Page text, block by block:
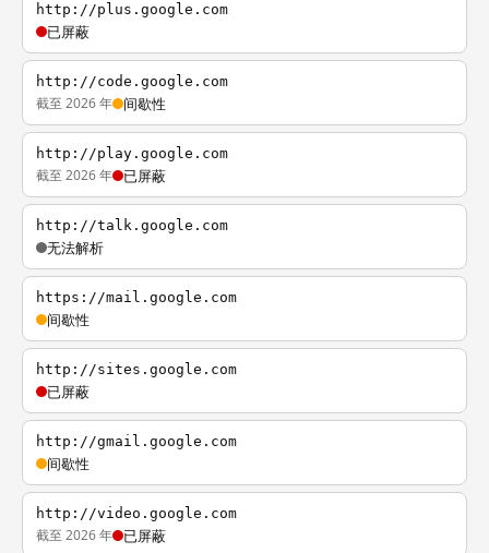
http://plus.google.com
已屏蔽
http://code.google.com
截至 2026 年 间歇性
http://play.google.com
截至 2026 年 已屏蔽
http://talk.google.com
无法解析
https://mail.google.com
间歇性
http://sites.google.com
已屏蔽
http://gmail.google.com
间歇性
http://video.google.com
截至 2026 年 已屏蔽